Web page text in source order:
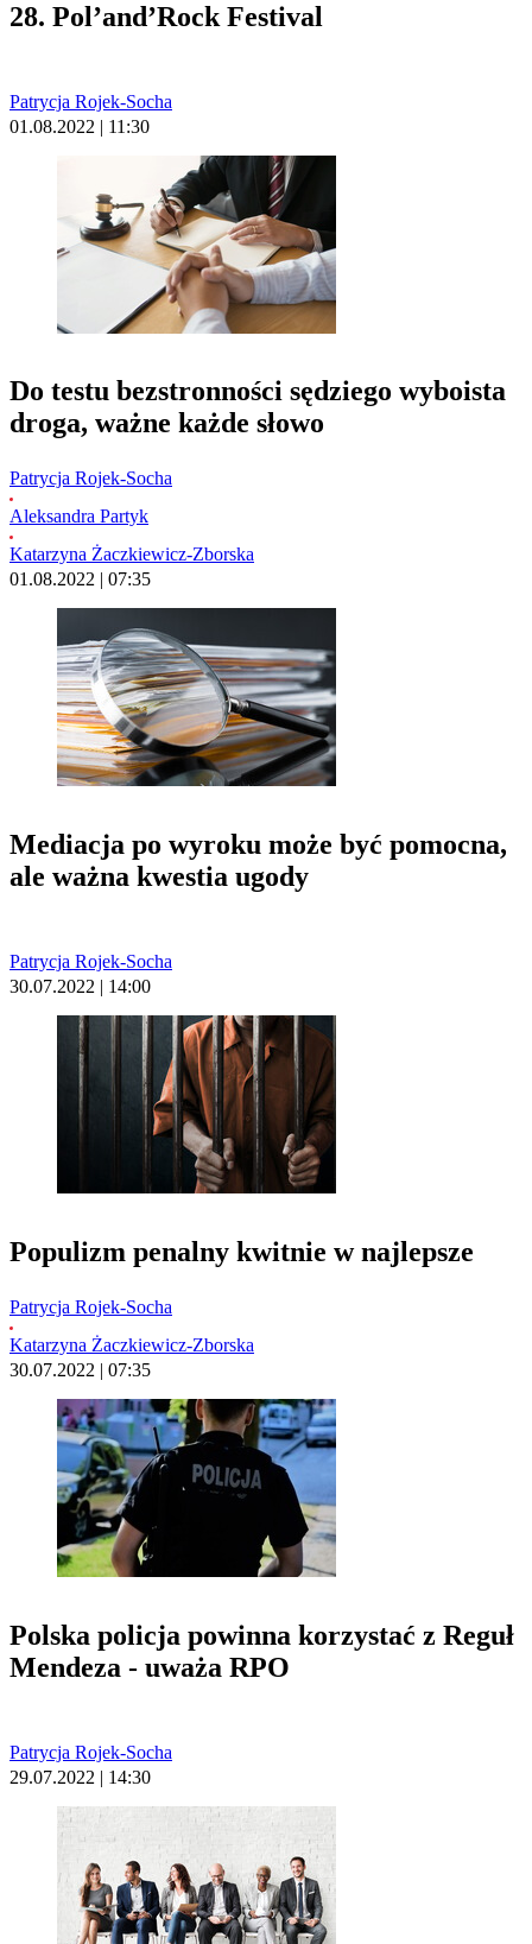
28. Pol’and’Rock Festival
Patrycja Rojek-Socha
01.08.2022 | 11:30
Do testu bezstronności sędziego wyboista
droga, ważne każde słowo
Patrycja Rojek-Socha
Aleksandra Partyk
Katarzyna Żaczkiewicz-Zborska
01.08.2022 | 07:35
Mediacja po wyroku może być pomocna,
ale ważna kwestia ugody
Patrycja Rojek-Socha
30.07.2022 | 14:00
Populizm penalny kwitnie w najlepsze
Patrycja Rojek-Socha
Katarzyna Żaczkiewicz-Zborska
30.07.2022 | 07:35
Polska policja powinna korzystać z Reguł
Mendeza - uważa RPO
Patrycja Rojek-Socha
29.07.2022 | 14:30